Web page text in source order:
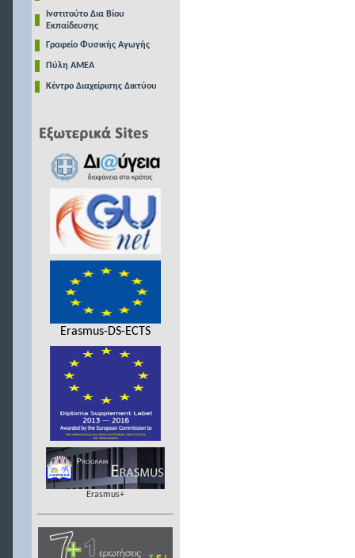
Ινστιτούτο Δια Βίου
Εκπαίδευσης
Γραφείο Φυσικής Αγωγής
Πύλη ΑΜΕΑ
Κέντρο Διαχείρισης Δικτύου
Erasmus-DS-ECTS
Erasmus+